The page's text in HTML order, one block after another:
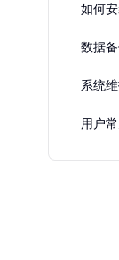
如何
数据
系统
用户